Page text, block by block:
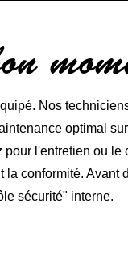
Nos
optimal
l'entretien ou le
conformité. Avant
sécurité" interne.